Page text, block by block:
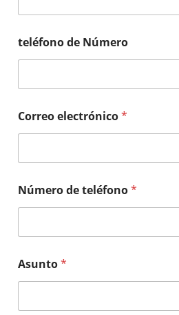
teléfono de Número
Correo electrónico*
Número de teléfono*
Asunto*